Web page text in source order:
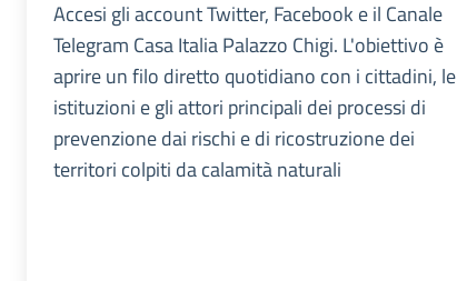
Accesi gli account Twitter, Facebook e il Canale
Telegram Casa Italia Palazzo Chigi. L'obiettivo è
aprire un filo diretto quotidiano con i cittadini, le
istituzioni e gli attori principali dei processi di
prevenzione dai rischi e di ricostruzione dei
territori colpiti da calamità naturali